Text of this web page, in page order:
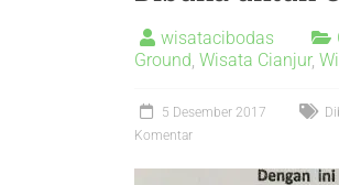
wisatacibodas
Ground, Wisata Cianjur,
5 Desember 2017
Komentar